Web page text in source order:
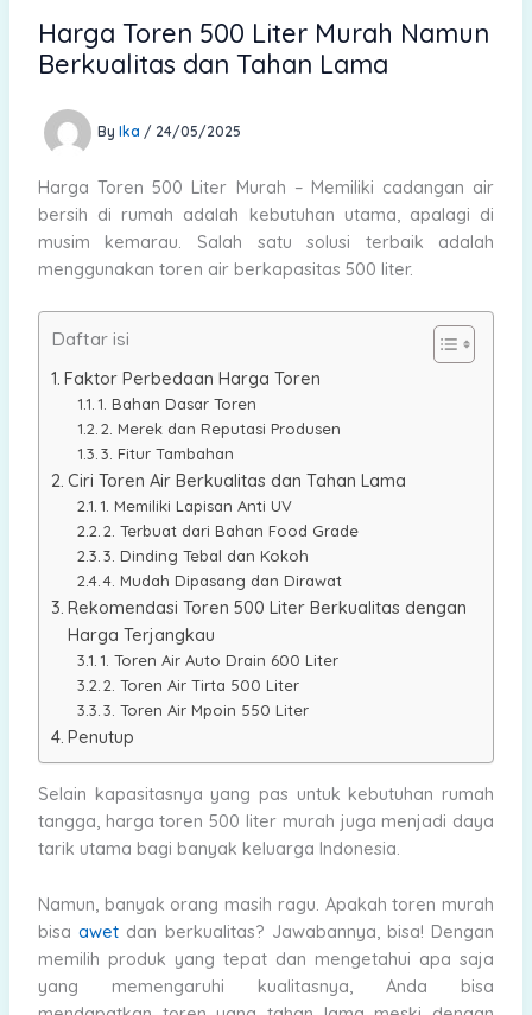
Harga Toren 500 Liter Murah Namun
Berkualitas dan Tahan Lama
By Ika / 24/05/2025
Harga Toren 500 Liter Murah – Memiliki cadangan air
bersih di rumah adalah kebutuhan utama, apalagi di
musim kemarau. Salah satu solusi terbaik adalah
menggunakan toren air berkapasitas 500 liter.
Daftar isi
Faktor Perbedaan Harga Toren
1. Bahan Dasar Toren
2. Merek dan Reputasi Produsen
3. Fitur Tambahan
Ciri Toren Air Berkualitas dan Tahan Lama
1. Memiliki Lapisan Anti UV
2. Terbuat dari Bahan Food Grade
3. Dinding Tebal dan Kokoh
4. Mudah Dipasang dan Dirawat
Rekomendasi Toren 500 Liter Berkualitas dengan
Harga Terjangkau
1. Toren Air Auto Drain 600 Liter
2. Toren Air Tirta 500 Liter
3. Toren Air Mpoin 550 Liter
Penutup
Selain kapasitasnya yang pas untuk kebutuhan rumah
tangga, harga toren 500 liter murah juga menjadi daya
tarik utama bagi banyak keluarga Indonesia.
Namun, banyak orang masih ragu. Apakah toren murah
bisaawet dan berkualitas? Jawabannya, bisa! Dengan
memilih produk yang tepat dan mengetahui apa saja
yang memengaruhi kualitasnya, Anda bisa